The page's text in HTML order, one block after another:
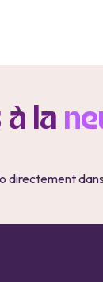
la
directement